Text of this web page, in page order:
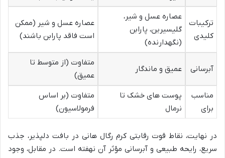
ترکیبات
کلیدی
عصاره عسل و شیر،
گلیسیرین، پارابن
(نگهدارنده)
عصاره عسل و شیر (ممکن
است فاقد پارابن باشند)
آبرسانی عمیق و ماندگار
متفاوت (از متوسط تا
عمیق)
مناسب
برای
پوست های خشک تا
نرمال
متفاوت (بر اساس
فرمولاسیون)
در نهایت، نقاط قوت رقابتی کرم رگال هانی در بافت دلپذیر، جذب
سریع، رایحه طبیعی و آبرسانی مؤثر آن نهفته است. در مقابل، وجود